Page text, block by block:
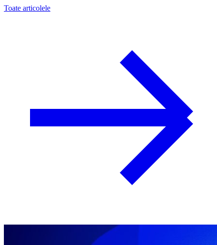
Toate articolele